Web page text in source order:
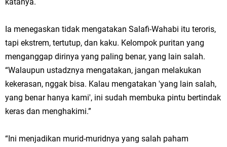
Ia menegaskan tidak mengatakan Salafi-Wahabi itu teroris,
tapi ekstrem, tertutup, dan kaku. Kelompok puritan yang
menganggap dirinya yang paling benar, yang lain salah.
“Walaupun ustadznya mengatakan, jangan melakukan
kekerasan, nggak bisa. Kalau mengatakan 'yang lain salah,
yang benar hanya kami', ini sudah membuka pintu bertindak
keras dan menghakimi.”
“Ini menjadikan murid-muridnya yang salah paham